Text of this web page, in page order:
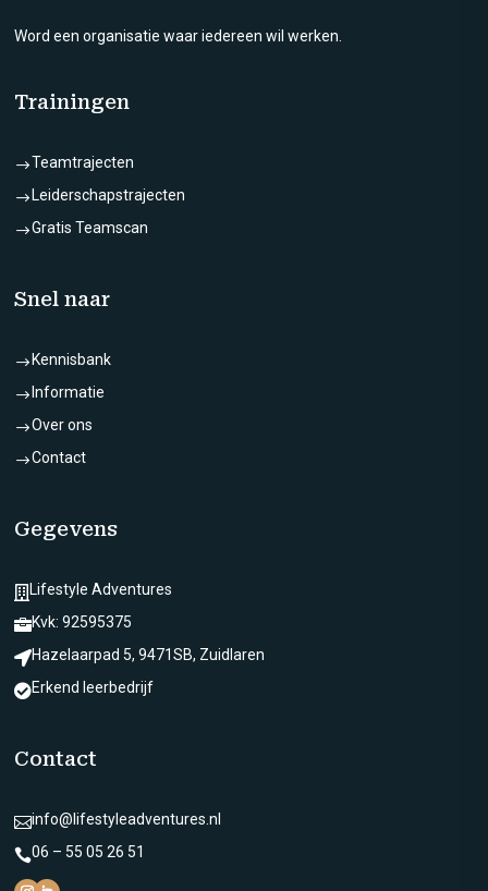
Word een organisatie waar iedereen wil werken.
Trainingen
$Teamtrajecten
$Leiderschapstrajecten
$Gratis Teamscan
Snel naar
$Kennisbank
$Informatie
$Over ons
$Contact
Gegevens
Lifestyle Adventures
Kvk: 92595375
Hazelaarpad 5, 9471SB, Zuidlaren
Erkend leerbedrijf
Contact
info@lifestyleadventures.nl
06 – 55 05 26 51